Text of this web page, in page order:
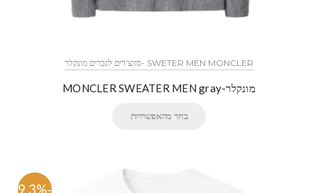
SWETER MEN MONCLER -סווצ'רים לגברים מונקלר
מונקלר-MONCLER SWEATER MEN gray
בחר מהאפשרויות
-79.3%